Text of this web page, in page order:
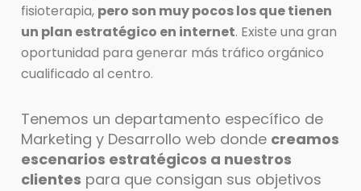
fisioterapia, pero son muy pocos los que tienen
un plan estratégico en internet. Existe una gran
oportunidad para generar más tráfico orgánico
cualificado al centro.
Tenemos un departamento específico de
Marketing y Desarrollo web donde creamos
escenarios estratégicos a nuestros
clientes para que consigan sus objetivos